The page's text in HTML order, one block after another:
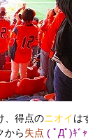
、得点のニオイは
から失点 ( ﾟДﾟ)ｷﾞｬ